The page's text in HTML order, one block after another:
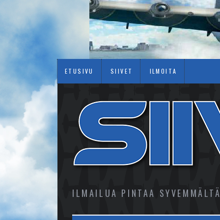
ETUSIVU SIIVET ILMOITA
ILMAILUA PINTAA